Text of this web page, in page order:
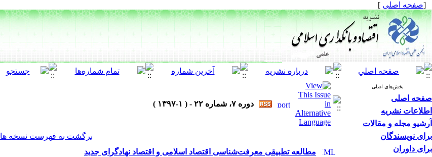
[صفحه اصلی ]
بخش‌های اصلی
صفحه اصلی
اطلاعات نشریه
آرشیو مجله و مقالات
برای نویسندگان
برای داوران
دوره ۷، شماره ۲۲ - ( ۱-۱۳۹۷ )
برگشت به فهرست نسخه ها
مطالعه تطبیقی معرفت‌شناسی اقتصاد اسلامی و اقتصاد نهادگرای جدید